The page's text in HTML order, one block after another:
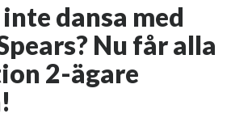
dansa med
Nu får alla
2-ägare